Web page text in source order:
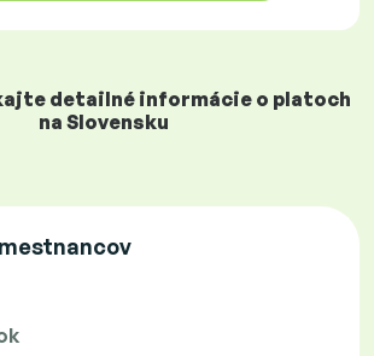
detailné informácie o platoch
na Slovensku